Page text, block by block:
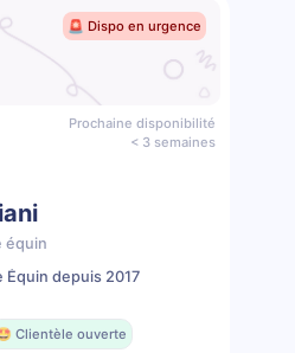
🚨 Dispo en urgence
Prochaine disponibilité
< 3 semaines
équin
Équin depuis 2017
Clientèle ouverte